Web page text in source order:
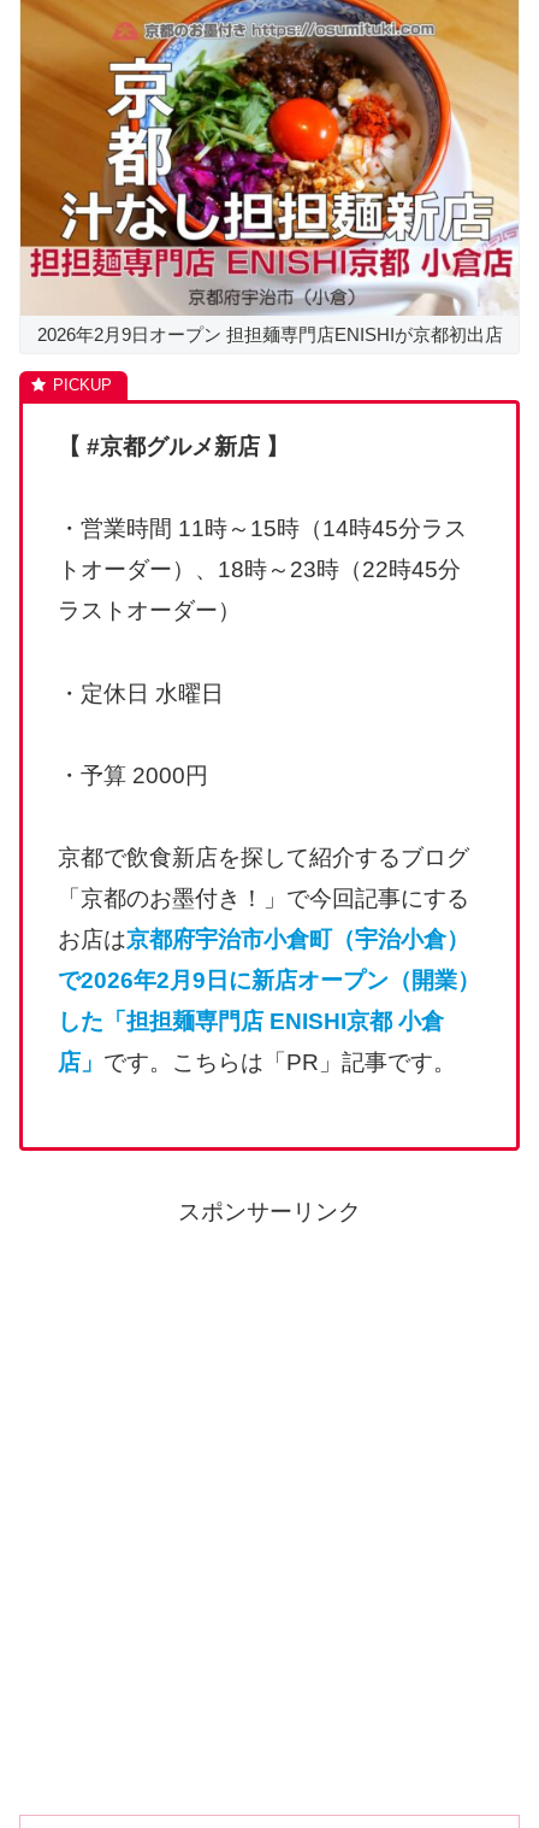
2026年2月9日オープン 担担麺専門店ENISHIが京都初出店
【 #京都グルメ新店 】
・営業時間 11時～15時（14時45分ラス
トオーダー）、18時～23時（22時45分
ラストオーダー）
・定休日 水曜日
・予算 2000円
京都で飲食新店を探して紹介するブログ
「京都のお墨付き！」で今回記事にする
お店は京都府宇治市小倉町（宇治小倉）
で2026年2月9日に新店オープン（開業）
した「担担麺専門店 ENISHI京都 小倉
店」 です。こちらは「PR」記事です。
スポンサーリンク